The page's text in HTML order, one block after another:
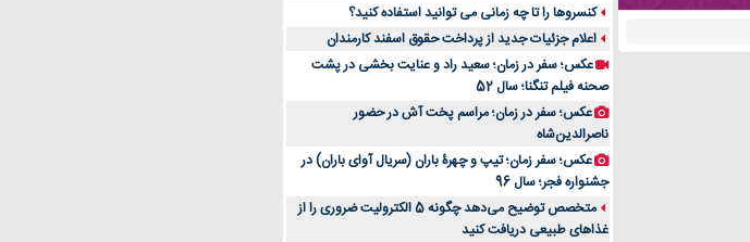
کنسروها را تا چه زمانی می توانید استفاده کنید؟
اعلام جزئیات جدید از پرداخت حقوق اسفند کارمندان
عکس؛ سفر در زمان؛ سعید راد و عنایت بخشی در پشت
صحنه فیلم تنگنا؛ سال 52
عکس؛ سفر در زمان؛ مراسم پخت آش در حضور
ناصرالدین‌شاه
عکس؛ سفر زمان؛ تیپ و چهرۀ باران (سریال آوای باران) در
جشنواره فجر؛ سال 96
متخصص توضیح می‌دهد چگونه 5 الکترولیت ضروری را از
غذاهای طبیعی دریافت کنید